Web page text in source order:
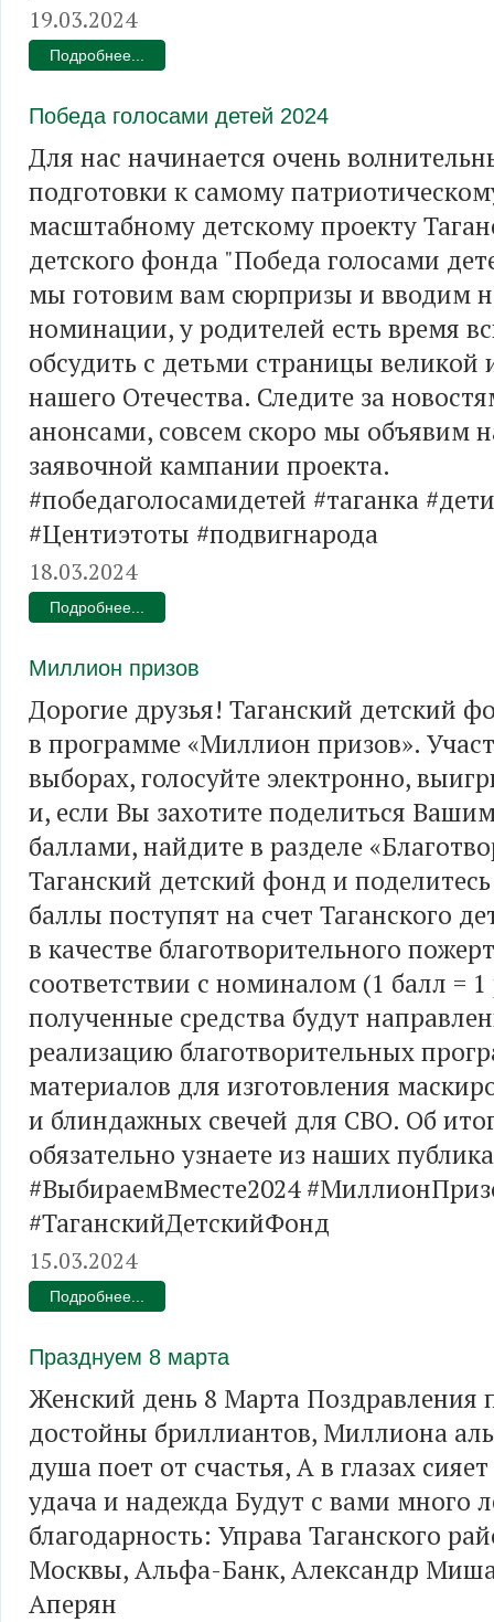
19.03.2024
Подробнее...
Победа голосами детей 2024
Для нас начинается очень
подготовки к самому
масштабному детскому проекту
детского фонда "Победа голосами
мы готовим вам сюрпризы и вводим
номинации, у родителей есть время
обсудить с детьми страницы великой
нашего Отечества. Следите за
анонсами, совсем скоро мы объявим
заявочной кампании проекта.
#победаголосамидетей #таганка
#Центиэтоты #подвигнарода
18.03.2024
Подробнее...
Миллион призов
Дорогие друзья! Таганский детский
в программе «Миллион призов».
выборах, голосуйте электронно,
и, если Вы захотите поделиться
баллами, найдите в разделе
Таганский детский фонд и
баллы поступят на счет Таганского
в качестве благотворительного
соответствии с номиналом (1 балл = 1
полученные средства будут
реализацию благотворительных
материалов для изготовления
и блиндажных свечей для СВО. Об
обязательно узнаете из наших
#ВыбираемВместе2024
#ТаганскийДетскийФонд
15.03.2024
Подробнее...
Празднуем 8 марта
Женский день 8 Марта Поздравления
достойны бриллиантов, Миллиона
душа поет от счастья, А в глазах
удача и надежда Будут с вами много
благодарность: Управа Таганского
Москвы, Альфа-Банк, Александр
Аперян